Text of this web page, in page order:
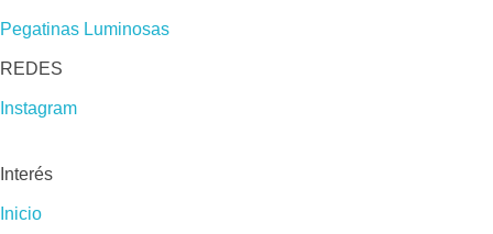
Pegatinas Luminosas
REDES​
Instagram
Interés
Inicio